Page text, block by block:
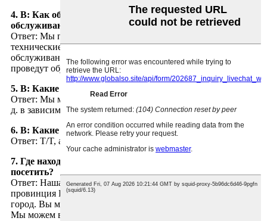
4. В: Как обучить наш персонал эксплуатации и
обслуживанию?
Ответ: Мы предоставим все необходимые подробные
технические изображения для обучения эксплуатации и
обслуживанию. Кроме того, наши специалисты по сборке
проведут обучение вашего персонала на месте.
5. В: Какие условия доставки вы предлагаете?
Ответ: Мы можем предложить условия FOB, CIF, CFR и т.
д. в зависимости от вашего запроса.
6. В: Какие условия оплаты вы принимаете?
Ответ: T/T, аккредитив по предъявлении и т. д.
7. Где находится ваша компания? Как можно её
посетить?
Ответ: Наша компания расположена в городе Куньшань,
провинция Цзянсу, Китай, это ближайший к Шанхаю
город. Вы можете прилететь напрямую в аэропорт Шанхая.
Мы можем встретить вас в аэропорту, на вокзале и т.д.